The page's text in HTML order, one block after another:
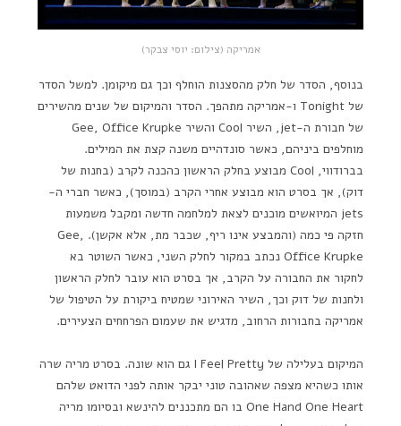
אמריקה (צילום: יוסי צבקר)
בנוסף, הסדר של חלק מהסצנות הוחלף וכך גם מיקומן. למשל הסדר
של Tonight ו-אמריקה מתהפך. הסדר והמיקום של שנים מהשירים
של חבורת ה-jet, השיר Cool והשיר Gee, Office Krupke
מוחלפים ביניהם, כאשר סונדהיים משנה קצת את המילים.
בברודווי, Cool מבוצע בחלק הראשון כהכנה לקרב (בחנות של
דוק), אך בסרט הוא מבוצע אחרי הקרב (במוסך), כאשר חברי ה-
jets המיואשים מוכנים לצאת למלחמה חדשה ומקבל משמעות
חזקה פי כמה (והמבצע אינו ריף, שכבר מת, אלא אקשן). Gee,
Office Krupke נכתב במקור לחלק השני, כאשר השוטר בא
לחקור את החבורה על הקרב, אך בסרט הוא עובר לחלק הראשון
ולחנות של דוק וכך, השיר האירוני שמטיח ביקורת על הטיפול של
אמריקה בחבורות הרחוב, מדגיש את שעמום הפרחחים הצעירים.
המיקום בעלילה של I Feel Pretty גם הוא שונה. בסרט מריה שרה
אותו כשהיא מצפה שאהובה טוני יבקר אותה לפני הדואט שלהם
One Hand One Heart בו הם מתכננים להינשא ובסיומו מריה